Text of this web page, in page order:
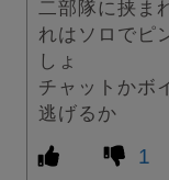
二部隊に挟ま
れはソロでピ
しょ
チャットかボ
逃げるか
1